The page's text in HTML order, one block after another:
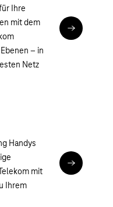
Ihre
mit dem
– in
Netz
Zu
Handys
mit
Ihrem
Zu